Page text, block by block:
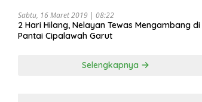
Sabtu, 16 Maret 2019 | 08:22
2 Hari Hilang, Nelayan Tewas Mengambang di
Pantai Cipalawah Garut
Selengkapnya